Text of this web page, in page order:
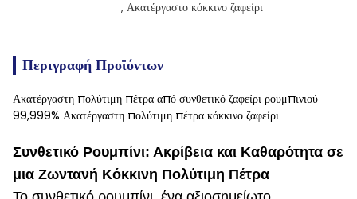
, Ακατέργαστο κόκκινο ζαφείρι
Περιγραφή Προϊόντων
Ακατέργαστη πολύτιμη πέτρα από συνθετικό ζαφείρι ρουμπινιού
99,999% Ακατέργαστη πολύτιμη πέτρα κόκκινο ζαφείρι
Συνθετικό Ρουμπίνι: Ακρίβεια και Καθαρότητα σε
μια Ζωντανή Κόκκινη Πολύτιμη Πέτρα